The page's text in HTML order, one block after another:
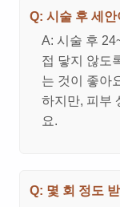
Q: 시술 후 세
A: 시술 후
접 닿지 않도
는 것이 좋아
하지만, 피부
요.
Q: 몇 회 정도